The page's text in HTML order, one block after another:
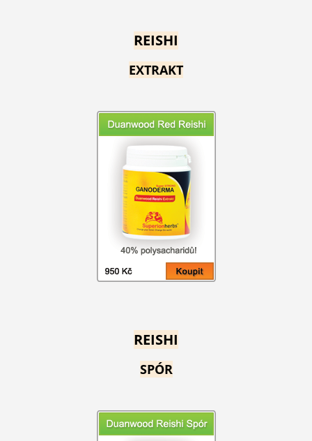
REISHI
EXTRAKT
REISHI
SPÓR